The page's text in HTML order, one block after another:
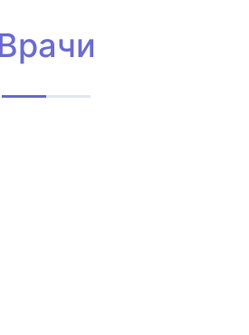
Врачи